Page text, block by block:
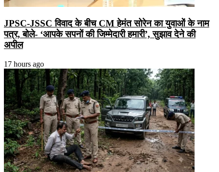
JPSC-JSSC विवाद के बीच CM हेमंत सोरेन का युवाओं के नाम
पत्र, बोले- ‘आपके सपनों की जिम्मेदारी हमारी’, सुझाव देने की
अपील
17 hours ago